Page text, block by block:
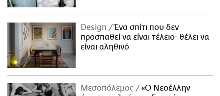
Design
Ένα σπίτι που δεν
προσπαθεί να είναι τέλειο· θέλει να
είναι αληθινό
Μεσοπόλεμος
«Ο Νεοέλλην